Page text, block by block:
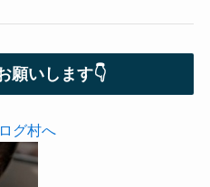
願いします👇